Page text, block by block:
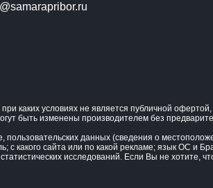
каких условиях не является публичной
быть изменены производителем без
данных (сведения о
какого сайта или по какой рекламе; язык ОС и
исследований. Если Вы не хотите,